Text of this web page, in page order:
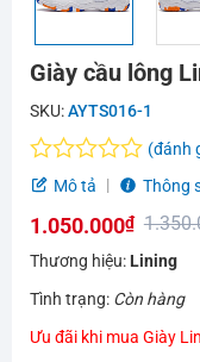
Giày cầu lông
SKU:AYTS016-1
Được
hạng
0.0
5
sao
(đánh
Mô tả
Thông
Giá
1.050.000₫
Giá
Thương hiệu: Lining
Tình trạng: Còn hàng
Ưu đãi khi mua Giày